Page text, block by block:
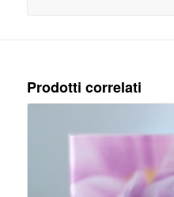
Prodotti correlati